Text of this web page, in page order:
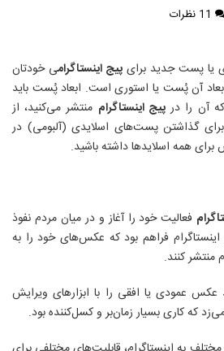
یا پست جدید برای پیج اینستاگرامی خودتان
آن پُست یا استوری است. ابعاد پُست باید
که آن را درپیج اینستاگرام منتشر می‌کنید، از
گذاشتن پست‌های اسلایدی (آلبومی) در
همه اسلاید‌ها داشته باشید.
فعالیت خود را آغاز و در میان مردم نفوذ
اینستاگرام فراهم بود که عکس‌های خود را به
کنند.
عکس عمودی یا افقی را با ابزارهای ویرایش
که کاری بسیار زمان‌بر و کسل‌کننده بود.